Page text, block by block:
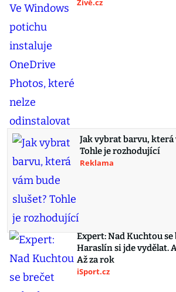
Živě.cz
Jak vybrat barvu, která
Tohle je rozhodující
Reklama
Expert: Nad Kuchtou
Haraslín si jde vydělat.
Až za rok
iSport.cz